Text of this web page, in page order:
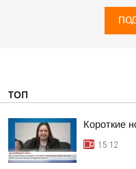
ТОП
Короткие
15:12